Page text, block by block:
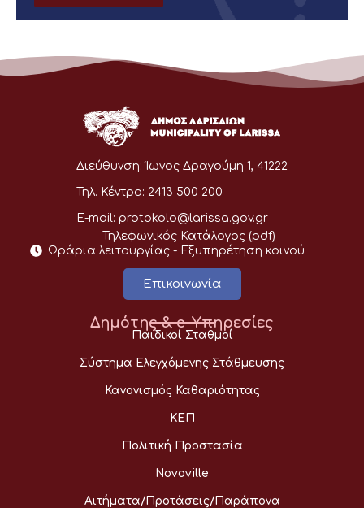
Διεύθυνση: Ίωνος Δραγούμη 1, 41222
Τηλ. Κέντρο: 2413 500 200
E-mail: protokolo@larissa.gov.gr
Τηλεφωνικός Κατάλογος (pdf)
Ωράρια λειτουργίας - Eξυπηρέτηση κοινού
Επικοινωνία
Δημότης & e-Υπηρεσίες
Παιδικοί Σταθμοί
Σύστημα Ελεγχόμενης Στάθμευσης
Κανονισμός Καθαριότητας
ΚΕΠ
Πολιτική Προστασία
Novoville
Αιτήματα/Προτάσεις/Παράπονα